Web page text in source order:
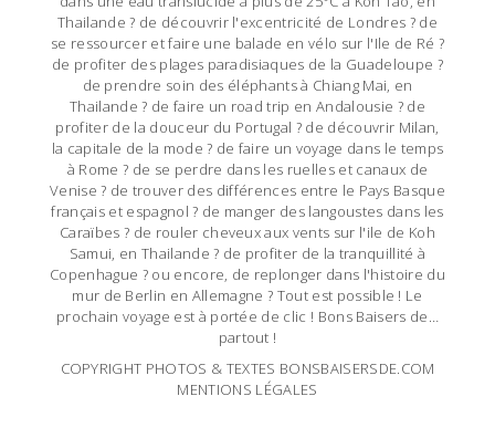
Thailande ? de découvrir l'excentricité de Londres ? de
se ressourcer et faire une balade en vélo sur l'Ile de Ré ?
de profiter des plages paradisiaques de la Guadeloupe ?
de prendre soin des éléphants à Chiang Mai, en
Thailande ? de faire un road trip en Andalousie ? de
profiter de la douceur du Portugal ? de découvrir Milan,
la capitale de la mode ? de faire un voyage dans le temps
à Rome ? de se perdre dans les ruelles et canaux de
Venise ? de trouver des différences entre le Pays Basque
français et espagnol ? de manger des langoustes dans les
Caraïbes ? de rouler cheveux aux vents sur l'ile de Koh
Samui, en Thailande ? de profiter de la tranquillité à
Copenhague ? ou encore, de replonger dans l'histoire du
mur de Berlin en Allemagne ? Tout est possible ! Le
prochain voyage est à portée de clic ! Bons Baisers de…
partout !
COPYRIGHT PHOTOS & TEXTES BONSBAISERSDE.COM
MENTIONS LÉGALES